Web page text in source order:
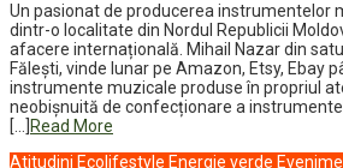
Un pasionat de producerea instrumentelor
dintr-o localitate din Nordul Republicii
afacere internațională. Mihail Nazar din
Fălești, vinde lunar pe Amazon, Etsy, Ebay
instrumente muzicale produse în propriul
neobișnuită de confecționare a
[…] Read More
Atitudini Ecolifestyle Energie verde